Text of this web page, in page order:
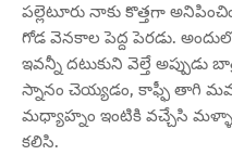
పల్లెటూరు నాకు కొత్తగా
గోడ వెనకాల పెద్ద పెరడు.
ఇవన్నీ దటుకుని వెల్తే అప్పుడు
స్నానం చెయ్యడం, కాఫ్ఫీ తాగి
మధ్యాహ్నం ఇంటికి వచ్చేసి
కలిసి.